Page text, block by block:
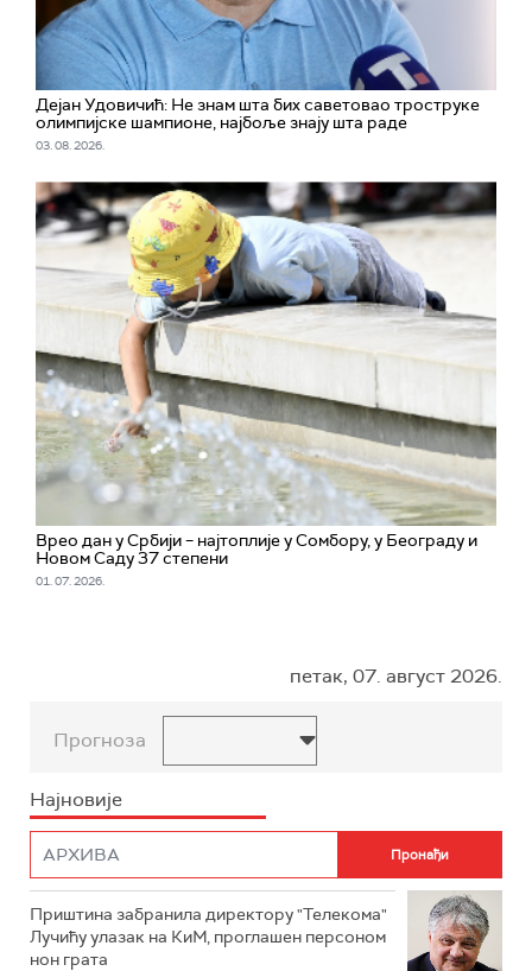
Дејан Удовичић: Не знам шта бих саветовао троструке
олимпијске шампионе, најбоље знају шта раде
03. 08. 2026.
Врео дан у Србији – најтоплије у Сомбору, у Београду и
Новом Саду 37 степени
01. 07. 2026.
петак, 07. август 2026.
Прогноза
Најновије
Приштина забранила директору "Телекома"
Лучићу улазак на КиМ, проглашен персоном
нон грата